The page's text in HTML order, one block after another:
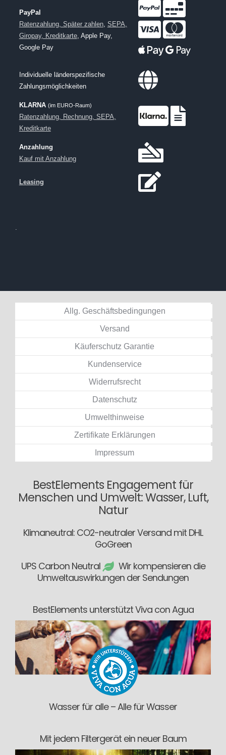
PayPal
Ratenzahlung, Später zahlen, SEPA,
Giropay, Kreditkarte, Apple Pay,
Google Pay
Individuelle länderspezifische
Zahlungsmöglichkeiten
KLARNA (im EURO-Raum)
Ratenzahlung, Rechnung, SEPA,
Kreditkarte
Anzahlung
Kauf mit Anzahlung
Leasing
.
Allg. Geschäftsbedingungen
Versand
Käuferschutz Garantie
Kundenservice
Widerrufsrecht
Datenschutz
Umwelthinweise
Zertifikate Erklärungen
Impressum
BestElements Engagement für
Menschen und Umwelt: Wasser, Luft,
Natur
Klimaneutral: CO2-neutraler Versand mit DHL
GoGreen
UPS Carbon Neutral
Wir kompensieren die
Umweltauswirkungen der Sendungen
BestElements unterstützt Viva con Agua
Wasser für alle – Alle für Wasser
Mit jedem Filtergerät ein neuer Baum